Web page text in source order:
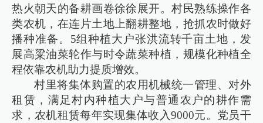
热火朝天的备耕画卷徐徐展开。村民熟练操作各
类农机，在连片土地上翻耕整地，抢抓农时做好
播种准备。5组种植大户张洪流转千亩土地，发
展高粱油菜轮作与时令蔬菜种植，规模化种植全
程依靠农机助力提质增效。
村里将集体购置的农用机械统一管理、对外
租赁，满足村内种植大户与普通农户的耕作需
求，农机租赁每年实现集体收入9000元。党员干